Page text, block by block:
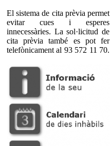
El sistema de cita prèvia permet
evitar cues i esperes
innecessàries. La sol·licitud de
cita prèvia també es pot fer
telefònicament al 93 572 11 70.